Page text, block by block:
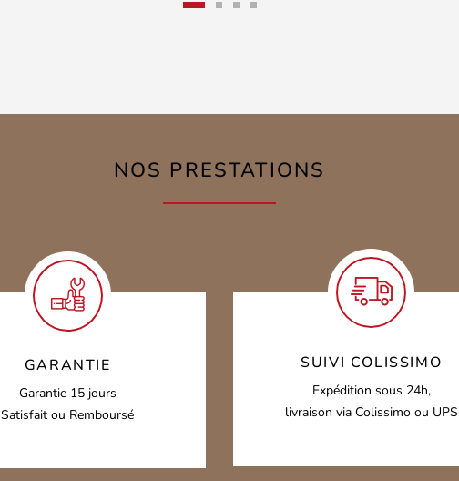
NOS PRESTATIONS
GARANTIE
Garantie 15 jours
Satisfait ou Remboursé
SUIVI COLISSIMO
Expédition sous 24h,
livraison via Colissimo ou UPS